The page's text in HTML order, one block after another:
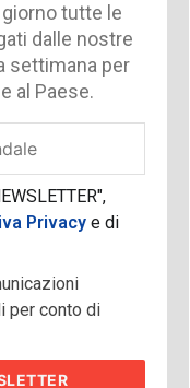
tutte le
dalle nostre
settimana per
al Paese.
Privacy e di
per conto di